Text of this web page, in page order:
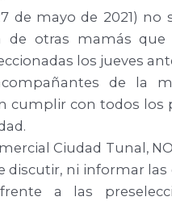
de mayo de 2021) no
de otras mamás que
los jueves
de la
cumplir con todos los
Ciudad Tunal,
discutir, ni informar las
a las